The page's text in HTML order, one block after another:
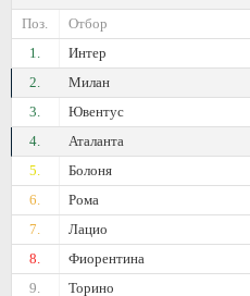
Поз.
Отбор
1.
Интер
2.
Милан
3.
Ювентус
4.
Аталанта
5.
Болоня
6.
Рома
7.
Лацио
8.
Фиорентина
9.
Торино